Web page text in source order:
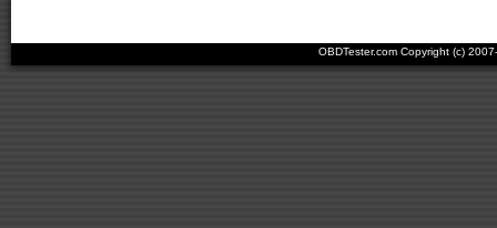
OBDTester.com Copyright (c)